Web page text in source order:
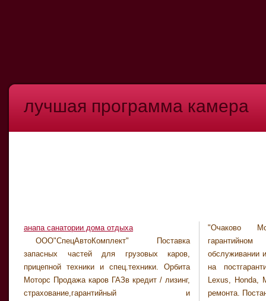
лучшая программа камера
анапа санатории дома отдыха
ООО"СпецАвтоКомплект" Поставка
запасных частей для грузовых каров,
прицепной техники и спец.техники. Орбита
Моторс Продажа каров ГАЗв кредит / лизинг,
страхование,гарантийный и
"Очаково
гарантийном и постгарантийном
обслуживании и ремонте каров Nissan, также
на постгарантийном обслуживании Тоета,
Lexus, Honda, Митсубиши, Suzuki. Все виды
ремонта. Постановка нагарантийное сервис.В
грузов,
сервисы, доставка грузов, перевозка грузов
«ООО Автодиск» Диски, колеса, запчасти
КАМАЗ. Полипропиленовые трубы и фитинги
из полипропилена. . Все подробности - фото
витебска - самая актуальная информация.